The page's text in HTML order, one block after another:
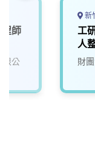
師
限公
新
工
人
財